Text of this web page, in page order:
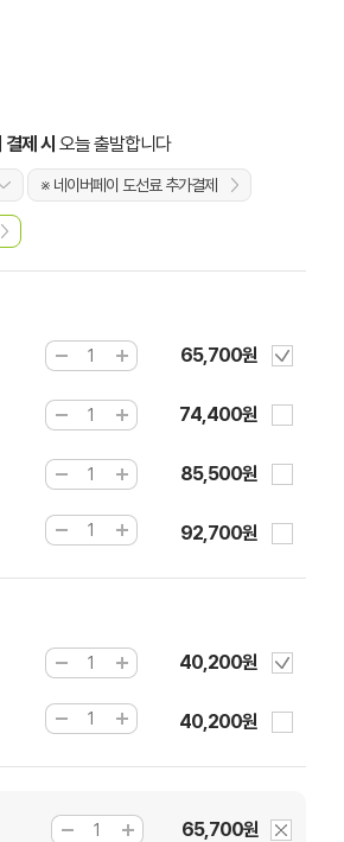
제 시 오늘 출발합니다
※ 네이버페이 도선료 추가결제
65,700원
74,400원
85,500원
92,700원
40,200원
40,200원
65,700원